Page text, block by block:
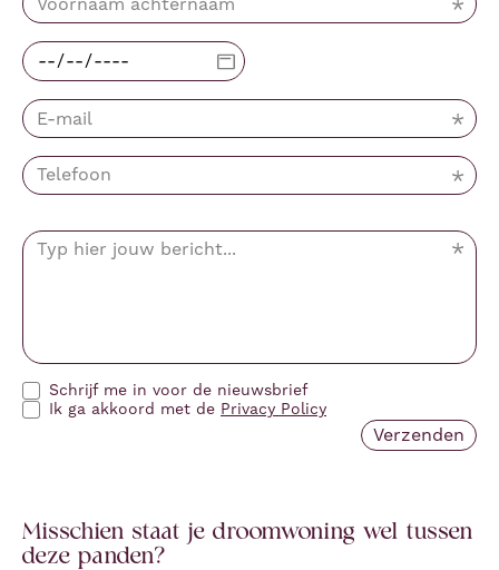
Schrijf me in voor de nieuwsbrief
Ik ga akkoord met de Privacy Policy
Misschien staat je droomwoning wel tussen
deze panden?